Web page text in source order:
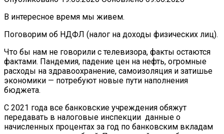
В интересное время мы живем.
Поговорим об НДФЛ (налог на доходы физических лиц).
Что бы нам не говорили с телевизора, факты остаются
фактами. Пандемия, падение цен на нефть, огромные
расходы на здравоохранение, самоизоляция и затишье
экономики — потребуют новые пути наполнения
бюджета.
С 2021 года все банковские учреждения обяжут
передавать в налоговые инспекции данные о
начисленных процентах за год по банковским вкладам